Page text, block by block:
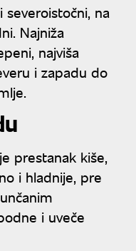
na
Najniža
najviša
i zapadu do
prestanak kiše,
i hladnije, pre
i uveče